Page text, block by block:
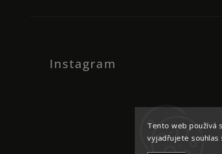
Tento web používá
vyjadřujete souhlas
Instagram